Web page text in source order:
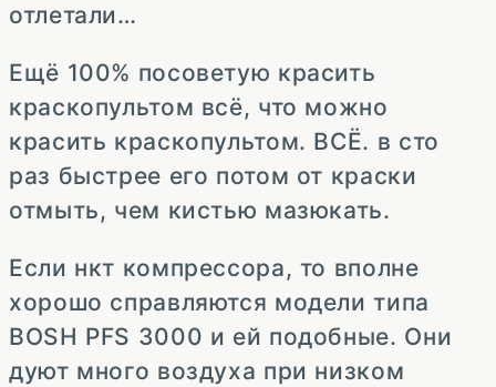
отлетали…
Ещё 100% посоветую красить
краскопультом всё, что можно
красить краскопультом. ВСЁ. в сто
раз быстрее его потом от краски
отмыть, чем кистью мазюкать.
Если нкт компрессора, то вполне
хорошо справляются модели типа
BOSH PFS 3000 и ей подобные. Они
дуют много воздуха при низком